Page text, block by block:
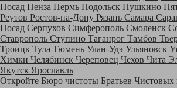
Посад Пенза Пермь Подольск Пушкино
Реутов Ростов-на-Дону Рязань Самара
Посад Серпухов Симферополь Смоленск
Ставрополь Ступино Таганрог Тамбов
Троицк Тула Тюмень Улан-Удэ Ульяновск
Химки Челябинск Череповец Чехов Чита
Якутск Ярославль
Откройте Бюро чистоты Братьев Чистовых